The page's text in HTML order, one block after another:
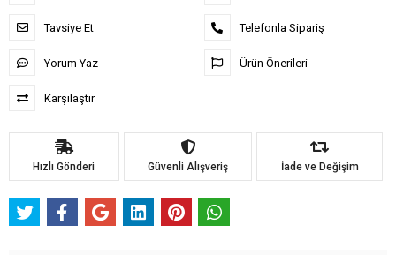
Tavsiye Et
Yorum Yaz
Karşılaştır
Telefonla Sipariş
Ürün Önerileri
Hızlı Gönderi Güvenli Alışveriş İade ve Değişim